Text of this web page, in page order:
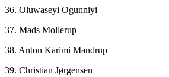
36. Oluwaseyi Ogunniyi
37. Mads Mollerup
38. Anton Karimi Mandrup
39. Christian Jørgensen